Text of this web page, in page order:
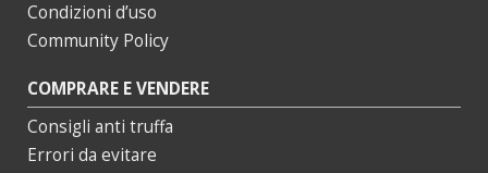
Condizioni d’uso
Community Policy
COMPRARE E VENDERE
Consigli anti truffa
Errori da evitare